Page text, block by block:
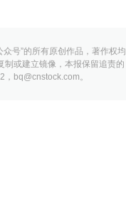
众号”的所有原创作品，著作权均
制或建立镜像，本报保留追责的
bq@cnstock.com。